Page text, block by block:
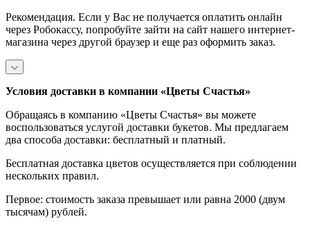
Рекомендация. Если у Вас не получается оплатить онлайн
через Робокассу, попробуйте зайти на сайт нашего интернет-
магазина через другой браузер и еще раз оформить заказ.
Условия доставки в компании «Цветы Счастья»
Обращаясь в компанию «Цветы Счастья» вы можете
воспользоваться услугой доставки букетов. Мы предлагаем
два способа доставки: бесплатный и платный.
Бесплатная доставка цветов осуществляется при соблюдении
нескольких правил.
Первое: стоимость заказа превышает или равна 2000 (двум
тысячам) рублей.